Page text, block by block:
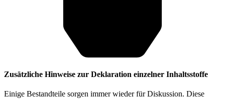
Zusätzliche Hinweise zur Deklaration einzelner Inhaltsstoffe
Einige Bestandteile sorgen immer wieder für Diskussion. Diese